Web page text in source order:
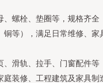
、螺栓、垫圈等，规格齐全
铜等），满足日常维修、家
、滑轨、拉手、门窗配件等
庭装修、工程建筑及家具制